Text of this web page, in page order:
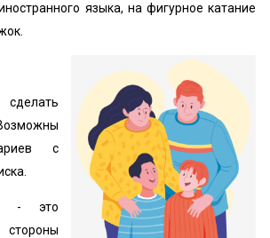
языка, на фигурное катание
с
- это
стороны